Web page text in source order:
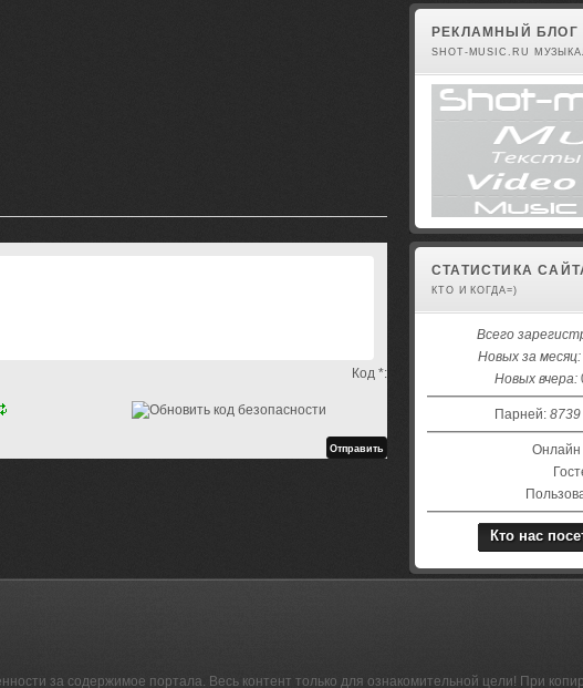
Код *:
РЕКЛАМНЫЙ БЛОГ
SHOT-MUSIC.RU
СТАТИСТИКА
КТО И КОГДА=)
Всего
Новых за месяц:
Новых вчера:
Парней: 8739
Онлайн
Кто нас
за содержимое портала. Весь контент только для ознакомительной цели! При